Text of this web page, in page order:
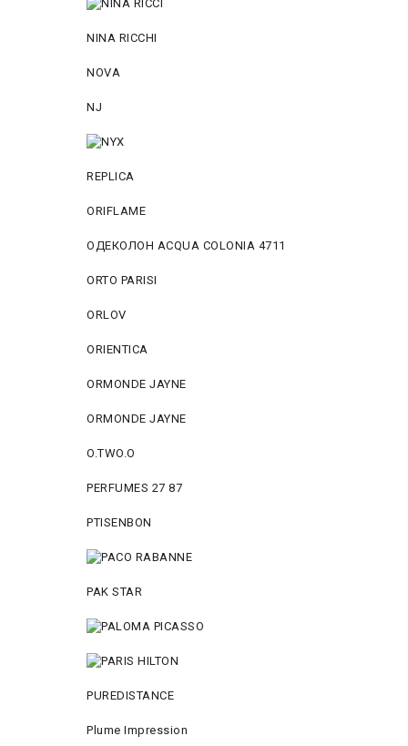
NINA RICCHI
NOVA
NJ
REPLICA
ORIFLAME
ОДЕКОЛОН ACQUA COLONIA 4711
ORTO PARISI
ORLOV
ORIENTICA
ORMONDE JAYNE
ORMONDE JAYNE
O.TWO.O
PERFUMES 27 87
PTISENBON
PAK STAR
PUREDISTANCE
Plume Impression